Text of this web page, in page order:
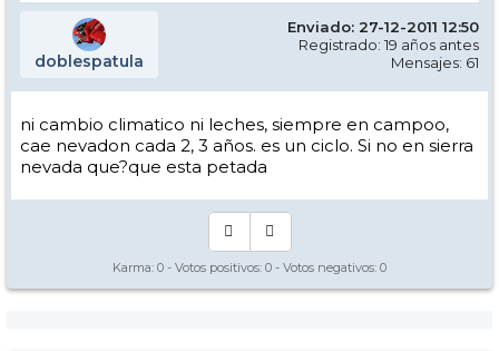
doblespatula
Enviado: 27-12-2011 12:50
Registrado: 19 años antes
Mensajes: 61
ni cambio climatico ni leches, siempre en campoo,
cae nevadon cada 2, 3 años. es un ciclo. Si no en sierra
nevada que?que esta petada
Karma: 0 - Votos positivos: 0 - Votos negativos: 0